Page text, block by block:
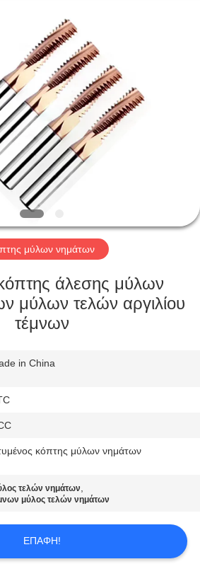
μύλων νημάτων
άλεσης μύλων
μύλων τελών αργιλίου
τέμνων
in China
κόπτης μύλων νημάτων
τελών νημάτων,
μύλος τελών νημάτων
ΕΠΑΦΉ!